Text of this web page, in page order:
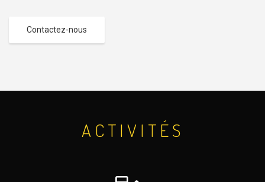
Contactez-nous
ACTIVITÉS